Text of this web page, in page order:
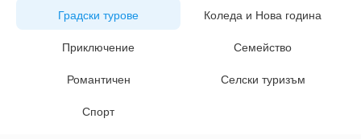
Градски турове
Коледа и Нова година
Приключение
Семейство
Романтичен
Селски туризъм
Спорт